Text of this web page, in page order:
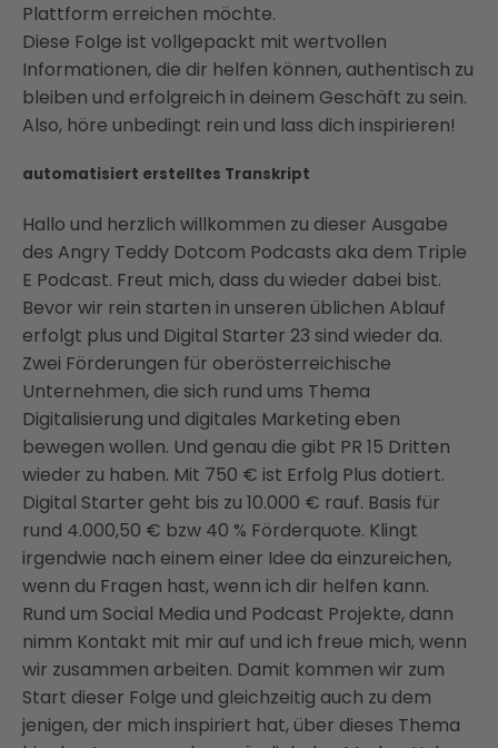
Plattform erreichen möchte.
Diese Folge ist vollgepackt mit wertvollen
Informationen, die dir helfen können, authentisch zu
bleiben und erfolgreich in deinem Geschäft zu sein.
Also, höre unbedingt rein und lass dich inspirieren!
automatisiert erstelltes Transkript
Hallo und herzlich willkommen zu dieser Ausgabe
des Angry Teddy Dotcom Podcasts aka dem Triple
E Podcast. Freut mich, dass du wieder dabei bist.
Bevor wir rein starten in unseren üblichen Ablauf
erfolgt plus und Digital Starter 23 sind wieder da.
Zwei Förderungen für oberösterreichische
Unternehmen, die sich rund ums Thema
Digitalisierung und digitales Marketing eben
bewegen wollen. Und genau die gibt PR 15 Dritten
wieder zu haben. Mit 750 € ist Erfolg Plus dotiert.
Digital Starter geht bis zu 10.000 € rauf. Basis für
rund 4.000,50 € bzw 40 % Förderquote. Klingt
irgendwie nach einem einer Idee da einzureichen,
wenn du Fragen hast, wenn ich dir helfen kann.
Rund um Social Media und Podcast Projekte, dann
nimm Kontakt mit mir auf und ich freue mich, wenn
wir zusammen arbeiten. Damit kommen wir zum
Start dieser Folge und gleichzeitig auch zu dem
jenigen, der mich inspiriert hat, über dieses Thema